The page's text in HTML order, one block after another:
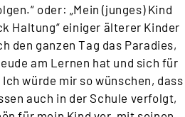
oder: „Mein (junges) Kind
Haltung“ einiger älterer Kinder
den ganzen Tag das Paradies,
am Lernen hat und sich für
würde mir so wünschen, dass
auch in der Schule verfolgt,